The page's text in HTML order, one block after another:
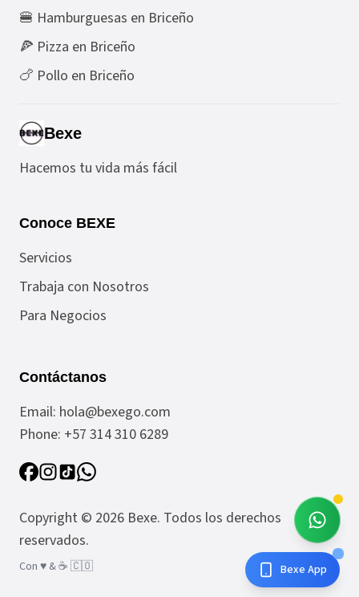
🍔 Hamburguesas en Briceño
🍕 Pizza en Briceño
🍗 Pollo en Briceño
Bexe
Hacemos tu vida más fácil
Conoce BEXE
Servicios
Trabaja con Nosotros
Para Negocios
Contáctanos
Email: hola@bexego.com
Phone: +57 314 310 6289
Copyright © 2026 Bexe. Todos los derechos
reservados.
Con ♥️ & ☕️ 🇨🇴 Bexe App